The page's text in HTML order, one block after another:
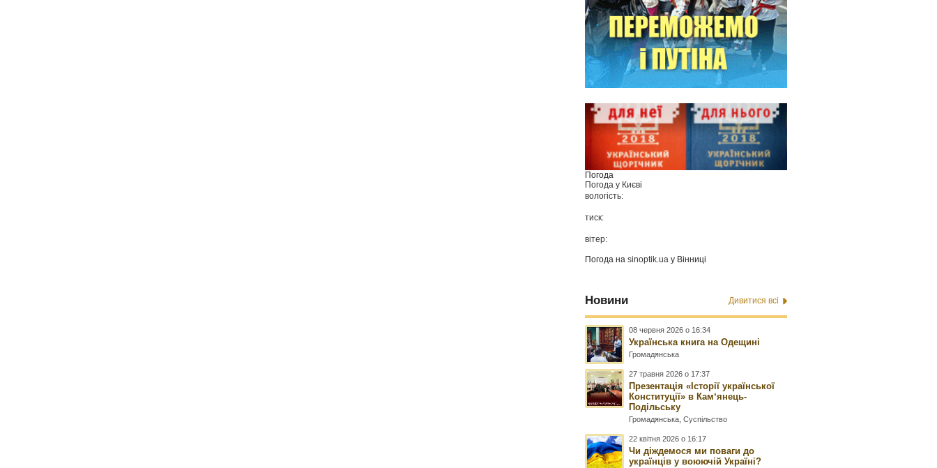
Погода
Погода у Києві
вологість:
тиск:
вітер:
Погода наsinoptik.ua у Вінниці
Новини Дивитися всі
08 червня 2026 о 16:34
Українська книга на Одещині
Громадянська
27 травня 2026 о 17:37
Презентація «Історії української
Конституції» в Камʼянець-
Подільську
Громадянська ,Суспільство
22 квітня 2026 о 16:17
Чи діждемося ми поваги до
українців у воюючій Україні?